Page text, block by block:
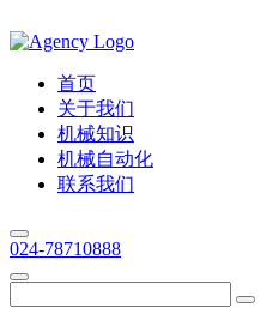
首页
关于我们
机械知识
机械自动化
联系我们
024-78710888